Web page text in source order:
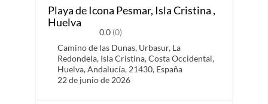
Playa de Icona Pesmar, Isla Cristina ,
Huelva
0.0 (0)
Camino de las Dunas, Urbasur, La
Redondela, Isla Cristina, Costa Occidental,
Huelva, Andalucía, 21430, España
22 de junio de 2026